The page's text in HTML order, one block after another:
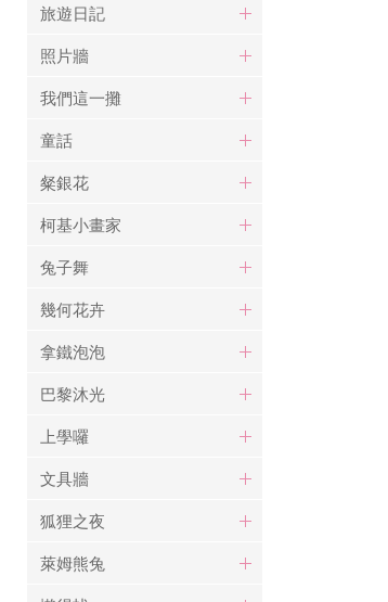
旅遊日記
照片牆
我們這一攤
童話
粲銀花
柯基小畫家
兔子舞
幾何花卉
拿鐵泡泡
巴黎沐光
上學囉
文具牆
狐狸之夜
萊姆熊兔